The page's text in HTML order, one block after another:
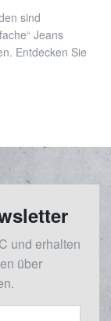
sind
Jeans
Entdecken Sie
und erhalten
über